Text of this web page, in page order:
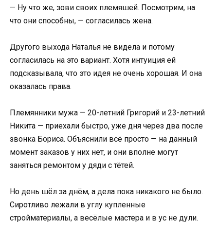
— Ну что же, зови своих племяшей. Посмотрим, на
что они способны, — согласилась жена.
Другого выхода Наталья не видела и потому
согласилась на это вариант. Хотя интуиция ей
подсказывала, что это идея не очень хорошая. И она
оказалась права.
Племянники мужа — 20-летний Григорий и 23-летний
Никита — приехали быстро, уже дня через два после
звонка Бориса. Объяснили всё просто — на данный
момент заказов у них нет, и они вполне могут
заняться ремонтом у дяди с тётей.
Но день шёл за днём, а дела пока никакого не было.
Сиротливо лежали в углу купленные
стройматериалы, а весёлые мастера и в ус не дули.